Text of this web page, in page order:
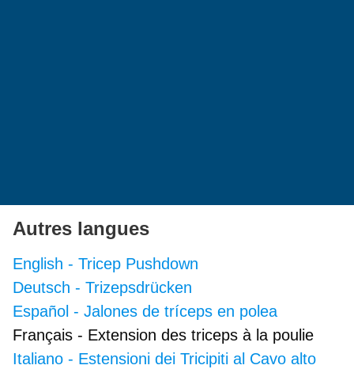
Autres langues
English - Tricep Pushdown
Deutsch - Trizepsdrücken
Español - Jalones de tríceps en polea
Français - Extension des triceps à la poulie
Italiano - Estensioni dei Tricipiti al Cavo alto